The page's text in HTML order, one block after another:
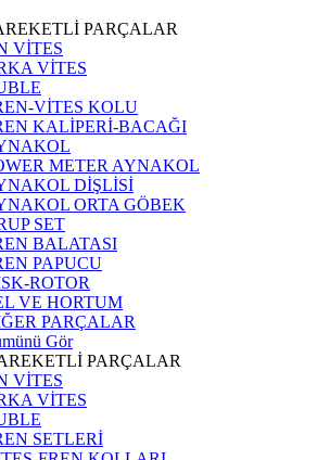
PARÇALAR
VİTES
VİTES
VİTES KOLU
KALİPERİ-BACAĞI
METER AYNAKOL
DİŞLİSİ
ORTA GÖBEK
SET
BALATASI
PAPUCU
ROTOR
VE HORTUM
PARÇALAR
Gör
PARÇALAR
VİTES
VİTES
SETLERİ